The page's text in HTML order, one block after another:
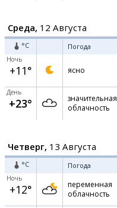
Среда, 12 Августа
°C Погода
Ночь
+11° ясно
День
+23°
значительная
облачность
Четверг, 13 Августа
°C Погода
Ночь
+12°
переменная
облачность